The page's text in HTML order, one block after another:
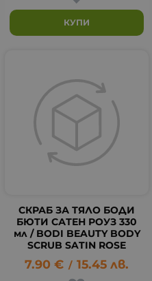
КУПИ
СКРАБ ЗА ТЯЛО БОДИ
БЮТИ САТЕН РОУЗ 330
мл / BODI BEAUTY BODY
SCRUB SATIN ROSE
7.90 € / 15.45 лв.